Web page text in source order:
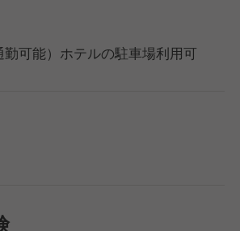
可能）ホテルの駐車場利用可